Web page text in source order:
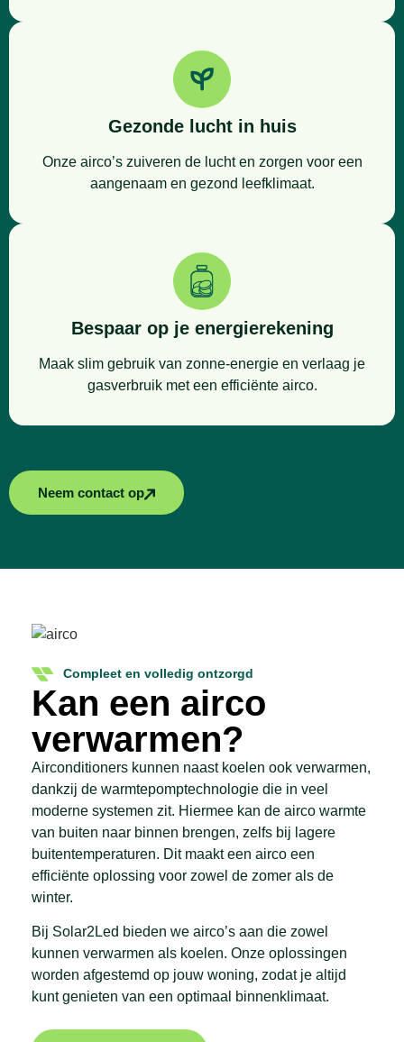
Gezonde lucht in huis
Onze airco’s zuiveren de lucht en zorgen voor een
aangenaam en gezond leefklimaat.
Bespaar op je energierekening
Maak slim gebruik van zonne-energie en verlaag je
gasverbruik met een efficiënte airco.
Neem contact op
Compleet en volledig ontzorgd
Kan een airco
verwarmen?
Airconditioners kunnen naast koelen ook verwarmen,
dankzij de warmtepomptechnologie die in veel
moderne systemen zit. Hiermee kan de airco warmte
van buiten naar binnen brengen, zelfs bij lagere
buitentemperaturen. Dit maakt een airco een
efficiënte oplossing voor zowel de zomer als de
winter.
Bij Solar2Led bieden we airco’s aan die zowel
kunnen verwarmen als koelen. Onze oplossingen
worden afgestemd op jouw woning, zodat je altijd
kunt genieten van een optimaal binnenklimaat.